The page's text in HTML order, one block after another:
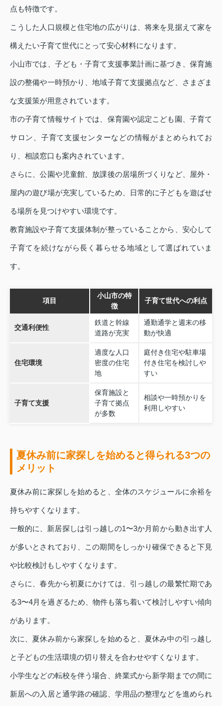
点も特徴です。
こうした人口規模と住宅地の広がりは、将来を見据えて家を
構えたい子育て世代にとって安心材料になります。
小山市では、子ども・子育て支援事業計画に基づき、保育施
設の整備や一時預かり、地域子育て支援拠点など、さまざま
な支援策が用意されています。
市の子育て情報サイトでは、保育園や認定こども園、子育て
サロン、子育て支援センターなどの情報がまとめられてお
り、相談窓口も案内されています。
さらに、公園や児童館、放課後の居場所づくりなど、屋外・
屋内の遊び場が充実しているため、日常的に子どもを遊ばせ
る場所を見つけやすい環境です。
教育施設や子育て支援体制が整っていることから、安心して
子育てを続けながら長く暮らせる地域として選ばれていま
す。
項目
小山市の特
徴
子育て世代への利点
交通利便性
鉄道と幹線
道路が充実
通勤通学と週末の移
動が快適
住宅環境
適度な人口
密度の住宅
地
庭付き住宅や駐車場
付き住宅を検討しや
すい
子育て支援
保育施設と
子育て拠点
が多数
相談や一時預かりを
利用しやすい
夏休み前に家探しを始めると得られる3つの
メリット
夏休み前に家探しを始めると、全体のスケジュールに余裕を
持ちやすくなります。
一般的に、新居探しは引っ越しの1〜3か月前から動き出す人
が多いとされており、この期間をしっかり確保できると下見
や比較検討もしやすくなります。
さらに、春先から初夏にかけては、引っ越しの最繁忙期であ
る3〜4月を過ぎるため、物件も落ち着いて検討しやすい傾向
があります。
次に、夏休み前から家探しを始めると、夏休み中の引っ越し
と子どもの生活環境の切り替えを合わせやすくなります。
小学生などの転校を伴う場合、終業式から新学期までの間に
新居への入居と通学路の確認、学用品の整理などを進められ